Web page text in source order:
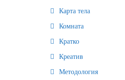
Карта тела
Комната
Кратко
Креатив
Методология